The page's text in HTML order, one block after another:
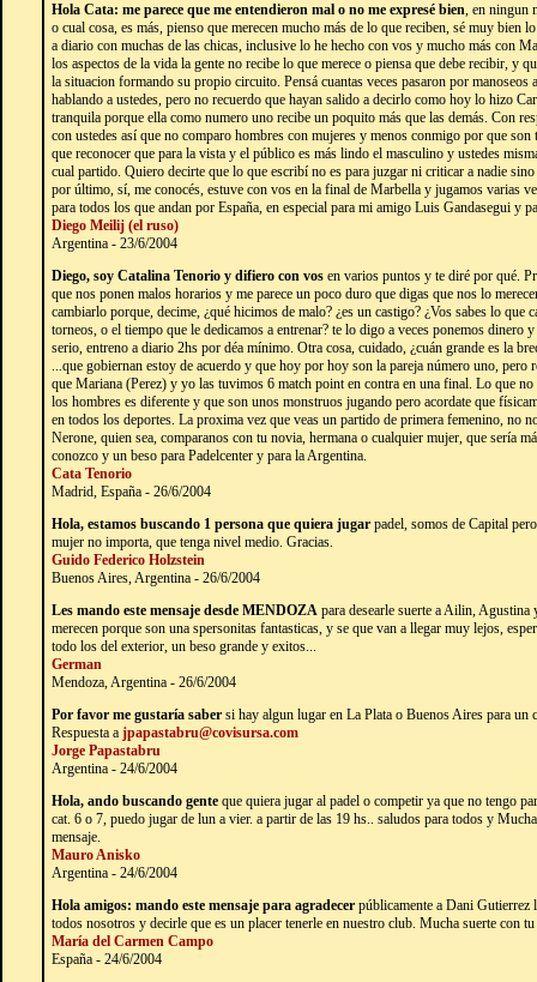
Hola Cata: me parece que me entendieron mal o no me expresé bien, en ningun
o cual cosa, es más, pienso que merecen mucho más de lo que reciben, sé muy bien
a diario con muchas de las chicas, inclusive lo he hecho con vos y mucho más con
los aspectos de la vida la gente no recibe lo que merece o piensa que debe recibir, y
la situacion formando su propio circuito. Pensá cuantas veces pasaron por
hablando a ustedes, pero no recuerdo que hayan salido a decirlo como hoy lo hizo
tranquila porque ella como numero uno recibe un poquito más que las demás. Con
con ustedes así que no comparo hombres con mujeres y menos conmigo por que
que reconocer que para la vista y el público es más lindo el masculino y ustedes
cual partido. Quiero decirte que lo que escribí no es para juzgar ni criticar a nadie
por último, sí, me conocés, estuve con vos en la final de Marbella y jugamos varias
para todos los que andan por España, en especial para mi amigo Luis Gandasegui y
Diego Meilij (el ruso)
Argentina - 23/6/2004
Diego, soy Catalina Tenorio y difiero con vos en varios puntos y te diré por qué.
que nos ponen malos horarios y me parece un poco duro que digas que nos lo
cambiarlo porque, decime, ¿qué hicimos de malo? ¿es un castigo? ¿Vos sabes lo que
torneos, o el tiempo que le dedicamos a entrenar? te lo digo a veces ponemos dinero
serio, entreno a diario 2hs por déa mínimo. Otra cosa, cuidado, ¿cuán grande es la
...que gobiernan estoy de acuerdo y que hoy por hoy son la pareja número uno,
que Mariana (Perez) y yo las tuvimos 6 match point en contra en una final. Lo que
los hombres es diferente y que son unos monstruos jugando pero acordate que
en todos los deportes. La proxima vez que veas un partido de primera femenino, no
Nerone, quien sea, comparanos con tu novia, hermana o cualquier mujer, que sería
conozco y un beso para Padelcenter y para la Argentina.
Cata Tenorio
Madrid, España - 26/6/2004
Hola, estamos buscando 1 persona que quiera jugar padel, somos de Capital
mujer no importa, que tenga nivel medio. Gracias.
Guido Federico Holzstein
Buenos Aires, Argentina - 26/6/2004
Les mando este mensaje desde MENDOZA para desearle suerte a Ailin, Agustina
merecen porque son una spersonitas fantasticas, y se que van a llegar muy lejos,
todo los del exterior, un beso grande y exitos...
German
Mendoza, Argentina - 26/6/2004
Por favor me gustaría saber si hay algun lugar en La Plata o Buenos Aires para un
Respuesta a jpapastabru@covisursa.com
Jorge Papastabru
Argentina - 24/6/2004
Hola, ando buscando gente que quiera jugar al padel o competir ya que no tengo
cat. 6 o 7, puedo jugar de lun a vier. a partir de las 19 hs.. saludos para todos y
mensaje.
Mauro Anisko
Argentina - 24/6/2004
Hola amigos: mando este mensaje para agradecer públicamente a Dani Gutierrez
todos nosotros y decirle que es un placer tenerle en nuestro club. Mucha suerte con
María del Carmen Campo
España - 24/6/2004